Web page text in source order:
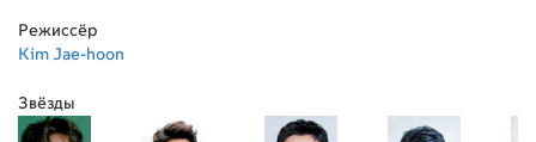
Режиссёр
Kim Jae-hoon
Звёзды